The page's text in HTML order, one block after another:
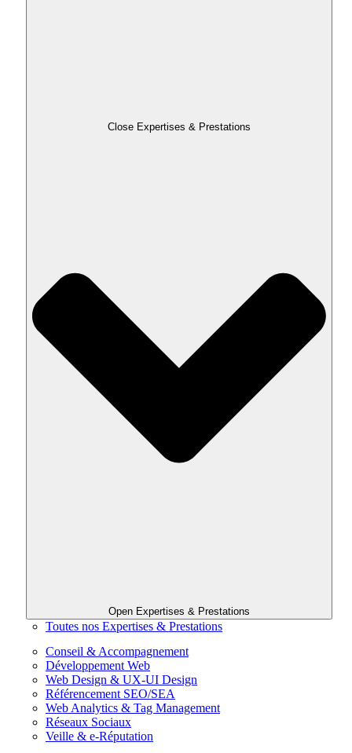
Close Expertises & Prestations
Open Expertises & Prestations
Toutes nos Expertises & Prestations
Conseil & Accompagnement
Développement Web
Web Design & UX-UI Design
Référencement SEO/SEA
Web Analytics & Tag Management
Réseaux Sociaux
Veille & e-Réputation